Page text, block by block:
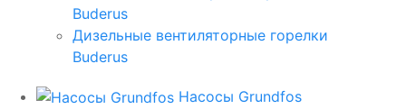
Buderus
Дизельные вентиляторные горелки
Buderus
Насосы Grundfos